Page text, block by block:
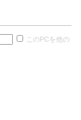
このPCを他の